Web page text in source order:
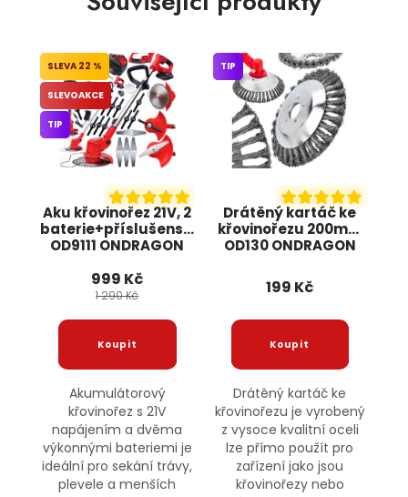
Aku křovinořez 21V, 2
baterie+příslušenství
OD9111 ONDRAGON
22 %
SLEVOAKCE
TIP
999 Kč
1 290 Kč
Akumulátorový
křovinořez s 21V
napájením a dvěma
výkonnými bateriemi je
ideální pro sekání trávy,
plevele a menších
Drátěný kartáč ke
křovinořezu 200mm
OD130 ONDRAGON
TIP
199 Kč
Drátěný kartáč ke
křovinořezu je vyrobený
z vysoce kvalitní oceli
lze přímo použít pro
zařízení jako jsou
křovinořezy nebo